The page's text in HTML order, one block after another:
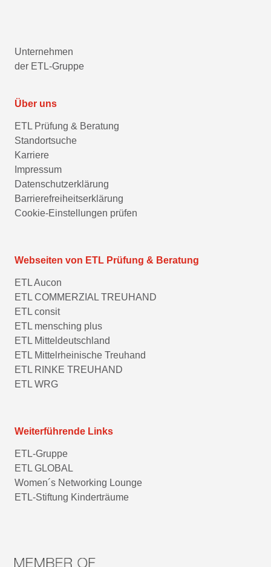
Unternehmen
der ETL-Gruppe
Über uns
ETL Prüfung & Beratung
Standortsuche
Karriere
Impressum
Datenschutzerklärung
Barrierefreiheitserklärung
Cookie-Einstellungen prüfen
Webseiten von ETL Prüfung & Beratung
ETL Aucon
ETL COMMERZIAL TREUHAND
ETL consit
ETL mensching plus
ETL Mitteldeutschland
ETL Mittelrheinische Treuhand
ETL RINKE TREUHAND
ETL WRG
Weiterführende Links
ETL-Gruppe
ETL GLOBAL
Women´s Networking Lounge
ETL-Stiftung Kinderträume